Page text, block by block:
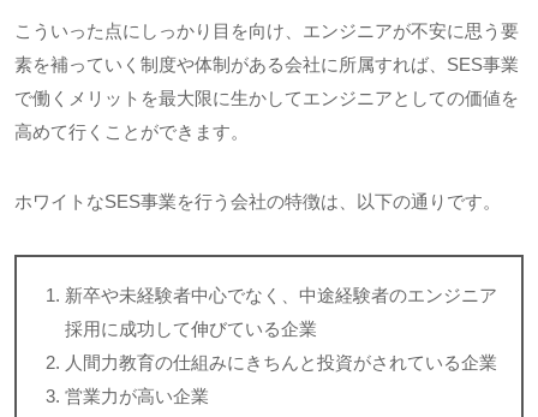
こういった点にしっかり目を向け、エンジニアが不安に思う要
素を補っていく制度や体制がある会社に所属すれば、 SES事業
で働くメリットを最大限に生かしてエンジニアとしての価値を
高めて行くことができます。
ホワイトなSES事業を行う会社の特徴は、以下の通りです。
新卒や未経験者中心でなく、中途経験者のエンジニア
採用に成功して伸びている企業
人間力教育の仕組みにきちんと投資がされている企業
営業力が高い企業